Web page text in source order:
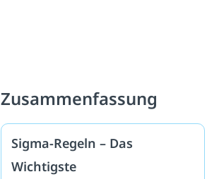
Zusammenfassung
Sigma-Regeln – Das
Wichtigste